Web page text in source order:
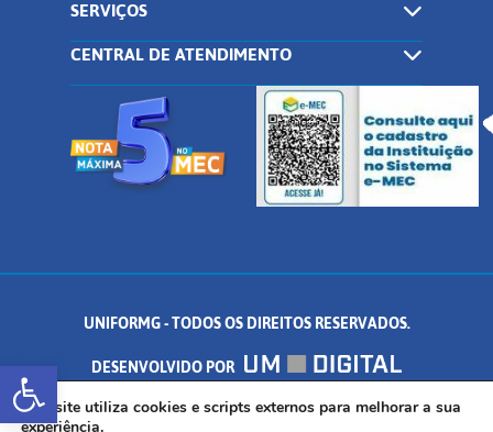
Abrir a barra de ferramentas
SERVIÇOS
CENTRAL DE ATENDIMENTO
UNIFORMG - TODOS OS DIREITOS RESERVADOS.
DESENVOLVIDO POR
AV. DR. ARNALDO DE SENNA, 328 - PALMEIRAS, FORMIGA/MG - CEP:
Este site utiliza cookies e scripts externos para melhorar a sua
experiência.